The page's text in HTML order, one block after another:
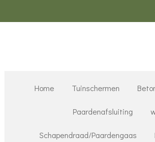
Home Tuinschermen
Paardenafsluiting
Schapendraad/Paardengaas